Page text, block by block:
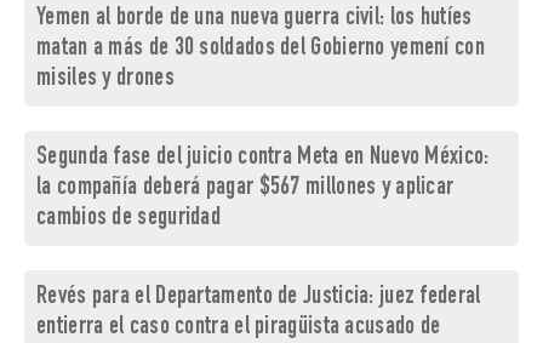
Yemen al borde de una nueva guerra civil: los hutíes
matan a más de 30 soldados del Gobierno yemení con
misiles y drones
Segunda fase del juicio contra Meta en Nuevo México:
la compañía deberá pagar $567 millones y aplicar
cambios de seguridad
Revés para el Departamento de Justicia: juez federal
entierra el caso contra el piragüista acusado de